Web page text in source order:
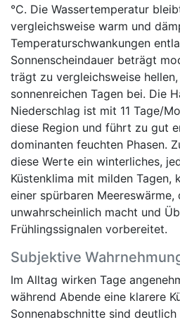
°C. Die Wassertemperatur
vergleichsweise warm und
Temperaturschwankungen
Sonnenscheindauer beträgt
trägt zu vergleichsweise
sonnenreichen Tagen bei. Die
Niederschlag ist mit 11 Tage/
diese Region und führt zu gut
dominanten feuchten Phasen.
diese Werte ein winterliches,
Küstenklima mit milden Tagen,
einer spürbaren Meereswärme,
unwahrscheinlich macht und
Frühlingssignalen vorbereitet.
Subjektive
Im Alltag wirken Tage
während Abende eine klarere
Sonnenabschnitte sind deutlich